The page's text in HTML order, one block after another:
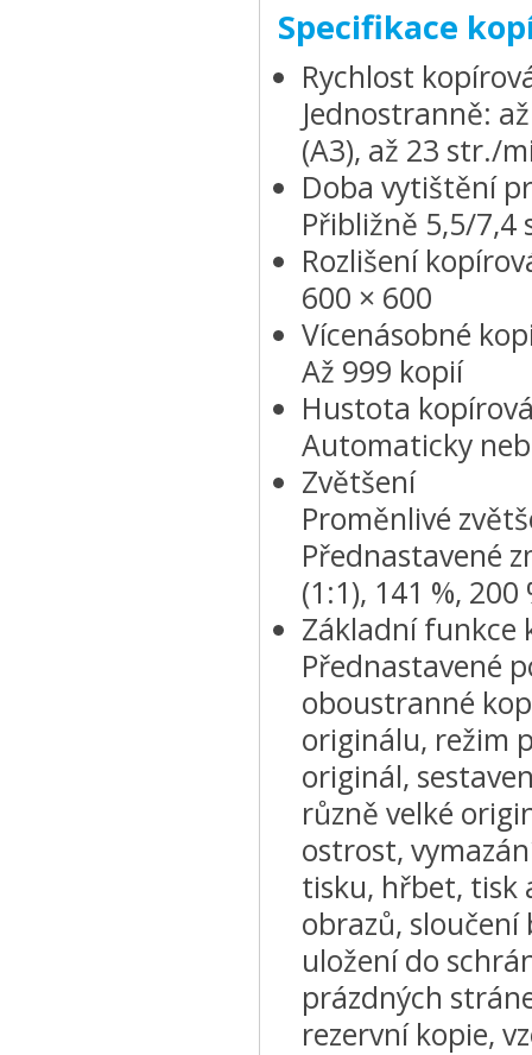
Specifikace
Rychlost
Jednostranně:
(A3), až 23 str./
Doba vytištění
Přibližně 5,5/7,4
Rozlišení
600 × 600
Vícenásobné
Až 999 kopií
Hustota
Automaticky
Zvětšení
Proměnlivé
Přednastavené
(1:1), 141 %, 200
Základní funkce
Přednastavené
oboustranné
originálu, režim
originál,
různě velké
ostrost,
tisku, hřbet, tisk
obrazů,
uložení do
prázdných
rezervní kopie,